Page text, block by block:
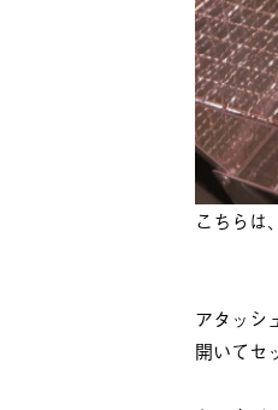
こちらは
アタッシ
開いてセ